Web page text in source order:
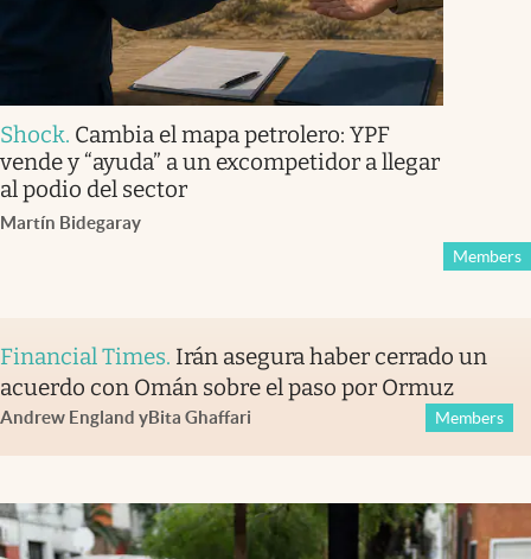
Shock. Cambia el mapa petrolero: YPF
vende y “ayuda” a un excompetidor a llegar
al podio del sector
Martín Bidegaray
Members
Financial Times. Irán asegura haber cerrado un
acuerdo con Omán sobre el paso por Ormuz
Andrew England yBita Ghaffari Members